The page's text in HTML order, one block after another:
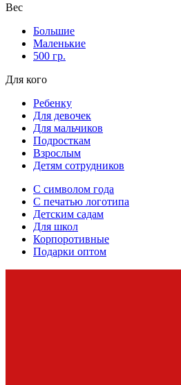
Вес
Большие
Маленькие
500 гр.
Для кого
Ребенку
Для девочек
Для мальчиков
Подросткам
Взрослым
Детям сотрудников
С символом года
С печатью логотипа
Детским садам
Для школ
Корпоротивные
Подарки оптом